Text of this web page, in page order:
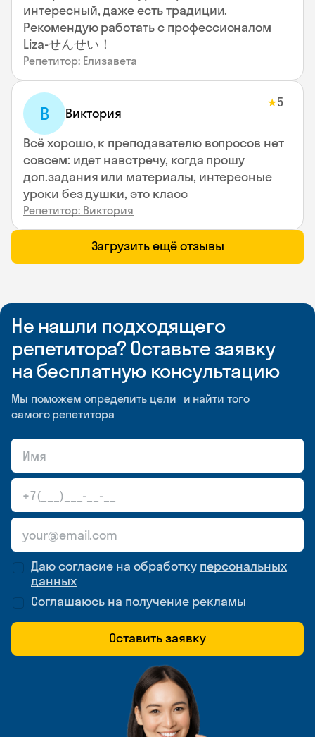
интересный, даже есть традиции.
Рекомендую работать с профессионалом
Liza-せんせい！
Репетитор: Елизавета
В Виктория
★5
Всё хорошо, к преподавателю вопросов нет
совсем: идет навстречу, когда прошу
доп.задания или материалы, интересные
уроки без душки, это класс
Репетитор: Виктория
Загрузить ещё отзывы
Не нашли подходящего
репетитора? Оставьте заявку
на бесплатную консультацию
Мы поможем определить цели и найти того
самого репетитора
Даю согласие на обработку персональных
данных
Соглашаюсь на получение рекламы
Оставить заявку